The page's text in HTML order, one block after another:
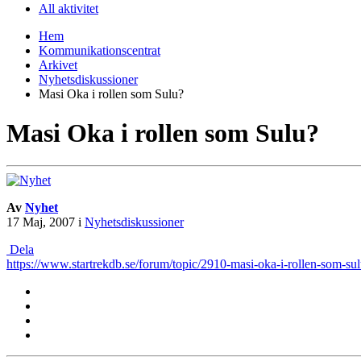
All aktivitet
Hem
Kommunikationscentrat
Arkivet
Nyhetsdiskussioner
Masi Oka i rollen som Sulu?
Masi Oka i rollen som Sulu?
Av Nyhet
17 Maj, 2007 i Nyhetsdiskussioner
Dela
https://www.startrekdb.se/forum/topic/2910-masi-oka-i-rollen-som-